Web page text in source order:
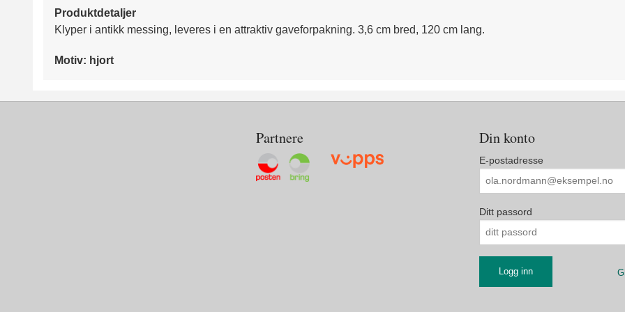
Produktdetaljer
Klyper i antikk messing, leveres i en attraktiv gaveforpakning. 3,6 cm bred, 120 cm lang.
Motiv: hjort
Partnere Din konto
E-postadresse
Ditt passord